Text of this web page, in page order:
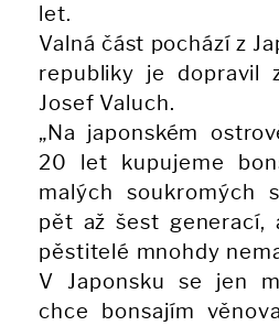
let.
Valná část pochází z
republiky je dopravil
Josef Valuch.
„Na japonském
20 let kupujeme
malých soukromých
pět až šest generací,
pěstitelé mnohdy
V Japonsku se jen
chce bonsajím